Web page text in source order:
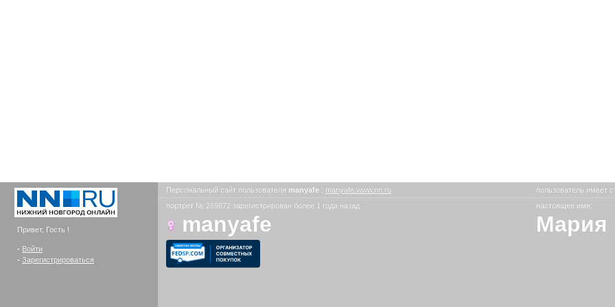
Привет, Гость !
- Войти
- Зарегистрироваться
Персональный сайт пользователя manyafe : manyafe.www.nn.ru пользователь имеет
портрет № 269872 зарегистрирован более 1 года назад
manyafe
настоящее имя:
Мария